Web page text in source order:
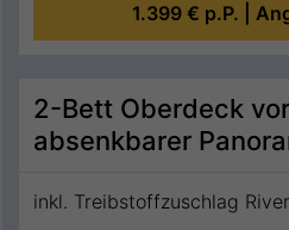
1.399 € p.P. |
2-Bett Oberdeck
absenkbarer
inkl. Treibstoffzuschlag River